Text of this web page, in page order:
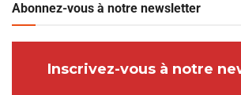
Abonnez-vous à notre newsletter
Inscrivez-vous à notre